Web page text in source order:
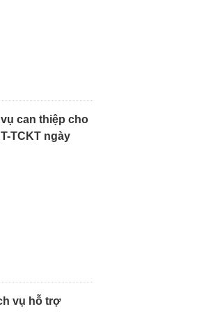
can thiệp cho
TCKT ngày
vụ hỗ trợ